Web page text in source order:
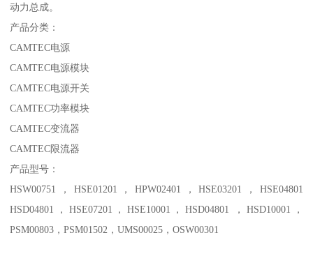
动力总成。
产品分类：
CAMTEC电源
CAMTEC电源模块
CAMTEC电源开关
CAMTEC功率模块
CAMTEC变流器
CAMTEC限流器
产品型号：
HSW00751，HSE01201，HPW02401，HSE03201，HSE04801
HSD04801，HSE07201，HSE10001，HSD04801 ，HSD10001，
PSM00803，PSM01502，UMS00025，OSW00301